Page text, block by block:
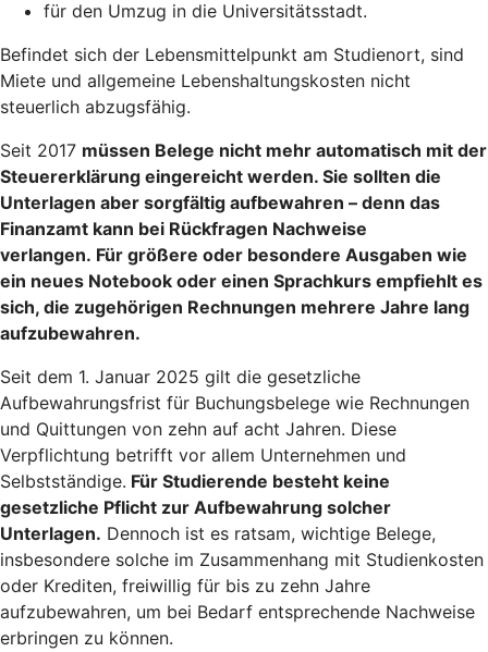
für den Umzug in die Universitätsstadt.
Befindet sich der Lebensmittelpunkt am Studienort, sind
Miete und allgemeine Lebenshaltungskosten nicht
steuerlich abzugsfähig.
Seit 2017 müssen Belege nicht mehr automatisch mit der
Steuererklärung eingereicht werden. Sie sollten die
Unterlagen aber sorgfältig aufbewahren – denn das
Finanzamt kann bei Rückfragen Nachweise
verlangen. Für größere oder besondere Ausgaben wie
ein neues Notebook oder einen Sprachkurs empfiehlt es
sich, die zugehörigen Rechnungen mehrere Jahre lang
aufzubewahren.
Seit dem 1. Januar 2025 gilt die gesetzliche
Aufbewahrungsfrist für Buchungsbelege wie Rechnungen
und Quittungen von zehn auf acht Jahren. Diese
Verpflichtung betrifft vor allem Unternehmen und
Selbstständige. Für Studierende besteht keine
gesetzliche Pflicht zur Aufbewahrung solcher
Unterlagen. Dennoch ist es ratsam, wichtige Belege,
insbesondere solche im Zusammenhang mit Studienkosten
oder Krediten, freiwillig für bis zu zehn Jahre
aufzubewahren, um bei Bedarf entsprechende Nachweise
erbringen zu können.